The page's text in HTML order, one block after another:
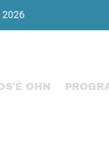
2026
OHN